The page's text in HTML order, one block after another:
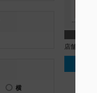
横
店舗名_ヘ